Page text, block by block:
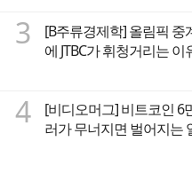
3
[B주류경제학] 올림픽 중
에 JTBC가 휘청거리는 이
4
[비디오머그] 비트코인 6
러가 무너지면 벌어지는